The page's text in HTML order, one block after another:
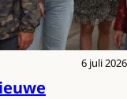
6 juli 2026